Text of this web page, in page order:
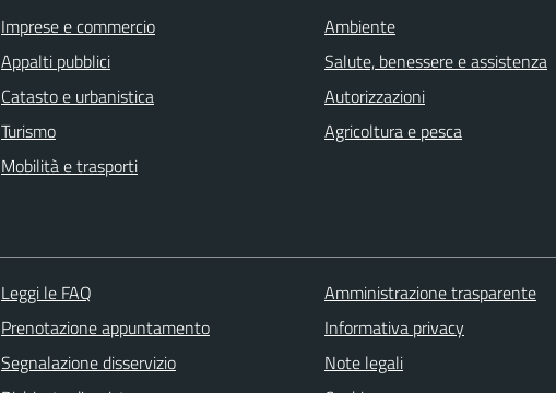
Imprese e commercio
Appalti pubblici
Catasto e urbanistica
Turismo
Mobilità e trasporti
Ambiente
Salute, benessere e assistenza
Autorizzazioni
Agricoltura e pesca
Leggi le FAQ
Prenotazione appuntamento
Segnalazione disservizio
Amministrazione trasparente
Informativa privacy
Note legali